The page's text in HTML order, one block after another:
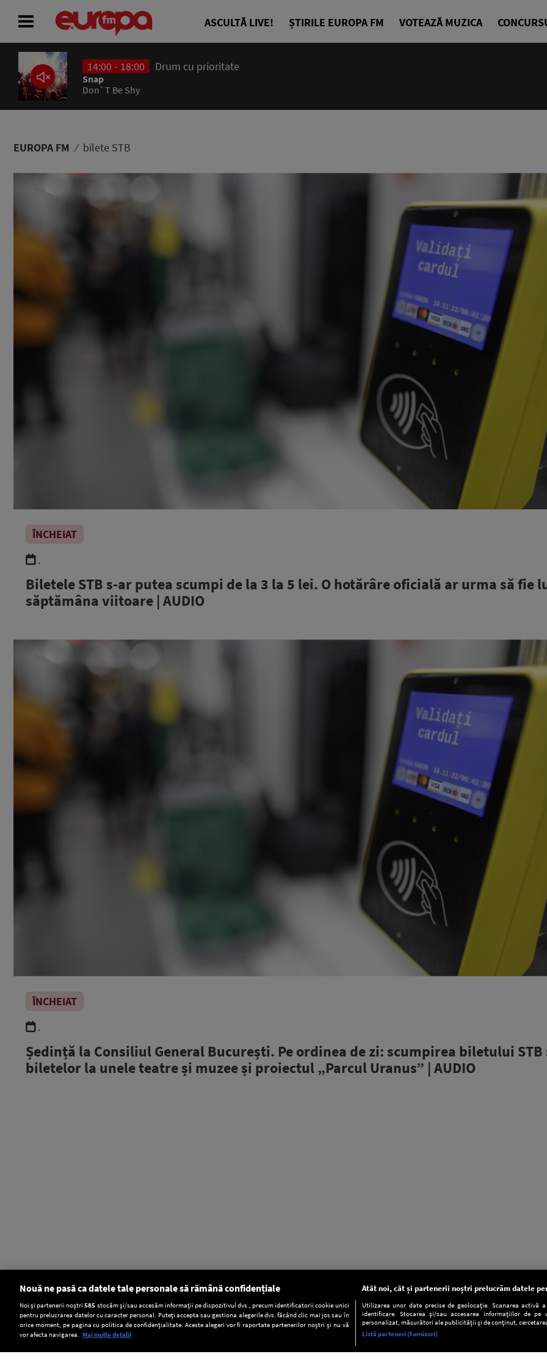
ASCULTĂ LIVE! ȘTIRILE EUROPA FM VOTEAZĂ MUZICA
14:00 - 18:00 Drum cu prioritate
Snap
Don`T Be Shy
EUROPA FM bilete STB
ÎNCHEIAT
.
Biletele STB s-ar putea scumpi de la 3 la 5 lei. O hotărâre oficială ar urma să fie
săptămâna viitoare | AUDIO
ÎNCHEIAT
.
Ședință la Consiliul General București. Pe ordinea de zi: scumpirea biletului STB
biletelor la unele teatre și muzee și proiectul „Parcul Uranus” | AUDIO
ACASĂ
ȘTIRI
PODCAST
ASCULTĂ LIVE
Setări:
Dark Mode
Nouă ne pasă ca datele tale personale să rămână confidențiale
Noi și partenerii noștri585 stocăm și/sau accesăm informații pe dispozitivul dvs., precum identificatorii cookie unici
pentru prelucrarea datelor cu caracter personal. Puteți accepta sau gestiona alegerile dvs. făcând clic mai jos sau în
orice moment, pe pagina cu politica de confidențialitate. Aceste alegeri vor fi raportate partenerilor noștri și nu vă
vor afecta navigarea. Mai multe detalii
Atât noi, cât și partenerii noștri prelucrăm datele
Utilizarea unor date precise de geolocație. Scanarea activă
identificare. Stocarea și/sau accesarea informațiilor de
personalizat, măsurători ale publicității și de conținut,
Listă parteneri (furnizori)